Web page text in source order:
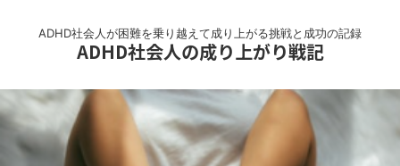
ADHD社会人が困難を乗り越えて成り上がる挑戦と成功の記録
ADHD社会人の成り上がり戦記